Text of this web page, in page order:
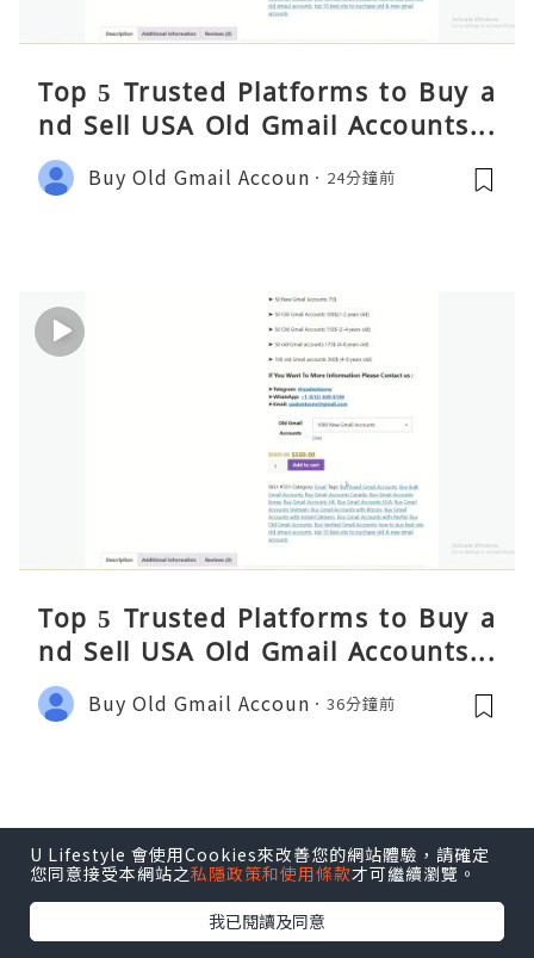
Top 5 Trusted Platforms to Buy a
nd Sell USA Old Gmail Accounts S
afely 2026
Buy Old Gmail Accoun 24分鐘前
Top 5 Trusted Platforms to Buy a
nd Sell USA Old Gmail Accounts S
afely 2026
Buy Old Gmail Accoun 36分鐘前
U Lifestyle 會使用Cookies來改善您的網站體驗，請確定
您同意接受本網站之私隱政策和使用條款才可繼續瀏覽。
我已閱讀及同意